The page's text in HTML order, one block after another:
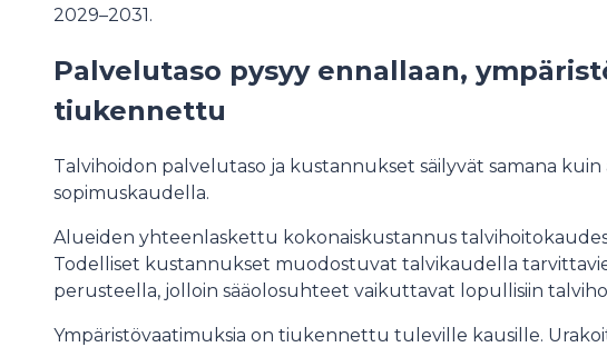
2029–2031.
Palvelutaso pysyy ennallaan,
tiukennettu
Talvihoidon palvelutaso ja kustannukset säilyvät samana kuin
sopimuskaudella.
Alueiden yhteenlaskettu kokonaiskustannus
Todelliset kustannukset muodostuvat talvikaudella
perusteella, jolloin sääolosuhteet vaikuttavat lopullisiin
Ympäristövaatimuksia on tiukennettu tuleville kausille.